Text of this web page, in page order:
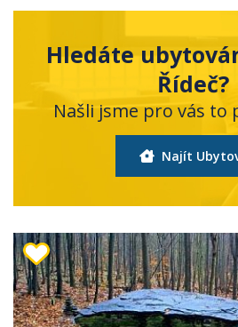
Hledáte
Řídeč?
Našli jsme pro vás to
Najít